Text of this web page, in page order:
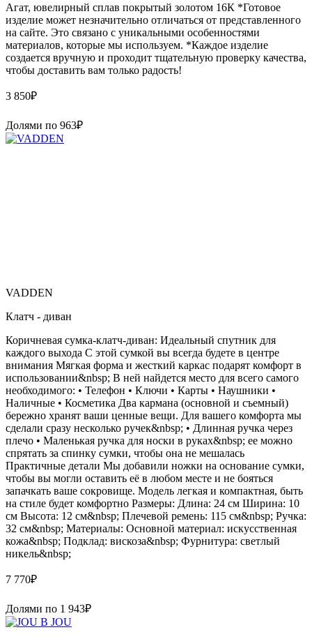
Агат, ювелирный сплав покрытый золотом 16К *Готовое
изделие может незначительно отличаться от представленного
на сайте. Это связано с уникальными особенностями
материалов, которые мы используем. *Каждое изделие
создается вручную и проходит тщательную проверку качества,
чтобы доставить вам только радость!
3 850₽
Долями по 963₽
VADDEN
Клатч - диван
Коричневая сумка-клатч-диван: Идеальный спутник для
каждого выхода С этой сумкой вы всегда будете в центре
внимания Мягкая форма и жесткий каркас подарят комфорт в
использовании&nbsp; В ней найдется место для всего самого
необходимого: • Телефон • Ключи • Карты • Наушники •
Наличные • Косметика Два кармана (основной и съемный)
бережно хранят ваши ценные вещи. Для вашего комфорта мы
сделали сразу несколько ручек&nbsp; • Длинная ручка через
плечо • Маленькая ручка для носки в руках&nbsp; ее можно
спрятать за спинку сумки, чтобы она не мешалась
Практичные детали Мы добавили ножки на основание сумки,
чтобы вы могли оставить её в любом месте и не бояться
запачкать ваше сокровище. Модель легкая и компактная, быть
на стиле будет комфортно Размеры: Длина: 24 см Ширина: 10
см Высота: 12 см&nbsp; Плечевой ремень: 115 см&nbsp; Ручка:
32 см&nbsp; Материалы: Основной материал: искусственная
кожа&nbsp; Подклад: вискоза&nbsp; Фурнитура: светлый
никель&nbsp;
7 770₽
Долями по 1 943₽